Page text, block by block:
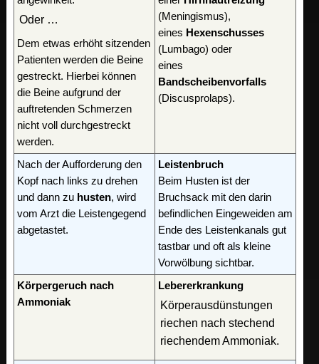
Oder …
Dem etwas erhöht sitzenden
Patienten werden die Beine
gestreckt. Hierbei können
die Beine aufgrund der
auftretenden Schmerzen
nicht voll durchgestreckt
werden.
(Meningismus),
eines Hexenschusses
(Lumbago) oder
eines
Bandscheibenvorfalls
(Discusprolaps).
Nach der Aufforderung den
Kopf nach links zu drehen
und dann zu husten, wird
vom Arzt die Leistengegend
abgetastet.
Leistenbruch
Beim Husten ist der
Bruchsack mit den darin
befindlichen Eingeweiden am
Ende des Leistenkanals gut
tastbar und oft als kleine
Vorwölbung sichtbar.
Körpergeruch nach
Ammoniak
Lebererkrankung
Körperausdünstungen
riechen nach stechend
riechendem Ammoniak.